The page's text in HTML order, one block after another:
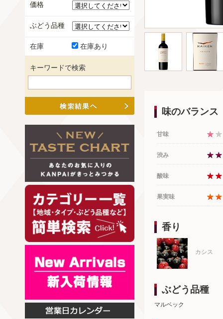
味のバランス
甘味
渋み
酸味
果実味
香り
カシス
ぶどう品種
マルベック
価格
ぶどう品種
在庫 在庫あり
キーワードで検索